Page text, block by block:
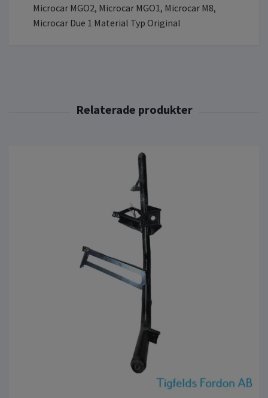
Microcar MGO2, Microcar MGO1, Microcar M8,
Microcar Due 1 Material Typ Original